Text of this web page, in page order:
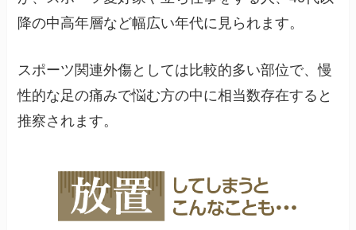
降の中高年層など幅広い年代に見られます。
スポーツ関連外傷としては比較的多い部位で、慢
性的な足の痛みで悩む方の中に相当数存在すると
推察されます。